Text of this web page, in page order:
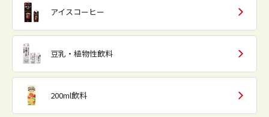
アイスコーヒー
豆乳・植物性飲料
200ml飲料